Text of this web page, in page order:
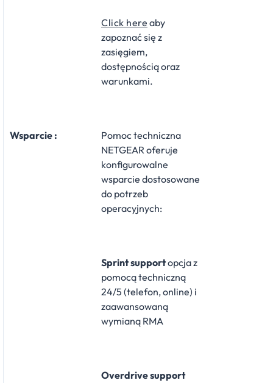
Click here aby
zapoznać się z
zasięgiem,
dostępnością oraz
warunkami.
Wsparcie :
Pomoc techniczna
NETGEAR oferuje
konfigurowalne
wsparcie dostosowane
do potrzeb
operacyjnych:
Sprint supportopcja z
pomocą techniczną
24/5 (telefon, online) i
zaawansowaną
wymianą RMA
Overdrive support